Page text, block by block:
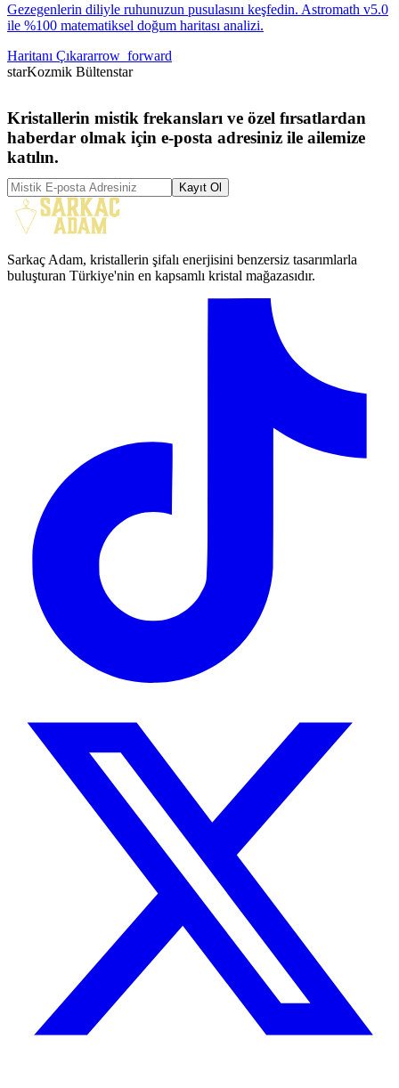
Gezegenlerin diliyle ruhunuzun pusulasını keşfedin. Astromath v5.0
ile %100 matematiksel doğum haritası analizi.
Haritanı Çıkararrow_forward
starKozmik Bültenstar
Kristallerin mistik frekansları ve özel fırsatlardan
haberdar olmak için e-posta adresiniz ile ailemize
katılın.
Kayıt Ol
Sarkaç Adam, kristallerin şifalı enerjisini benzersiz tasarımlarla
buluşturan Türkiye'nin en kapsamlı kristal mağazasıdır.